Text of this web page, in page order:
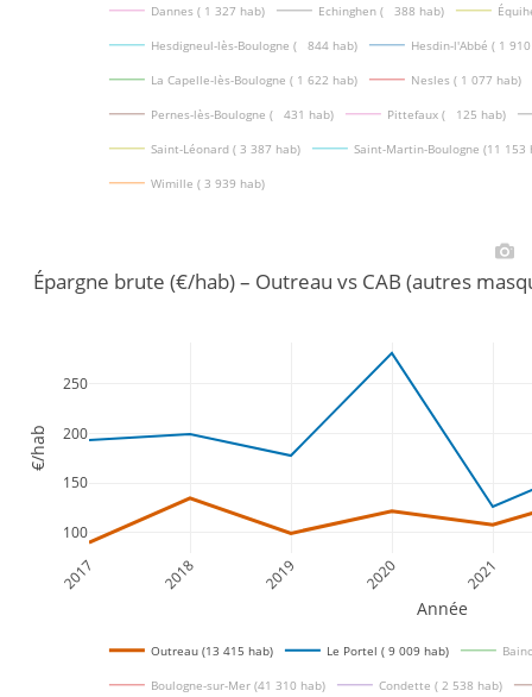
Dannes ( 1 327 hab) Echinghen (   388 hab)
Hesdigneul-lès-Boulogne (   844 hab) Hesdin-l'Abbé ( 1
La Capelle-lès-Boulogne ( 1 622 hab) Nesles ( 1 077 hab)
Pernes-lès-Boulogne (   431 hab) Pittefaux (   125 hab)
Saint-Léonard ( 3 387 hab) Saint-Martin-Boulogne (11 153
Wimille ( 3 939 hab)
2017 2018 2019 2020 2021
100
150
200
250
Outreau (13 415 hab) Le Portel ( 9 009 hab)
Boulogne-sur-Mer (41 310 hab) Condette ( 2 538 hab)
Épargne brute (€/hab) – Outreau vs CAB (autres
Année
€/hab